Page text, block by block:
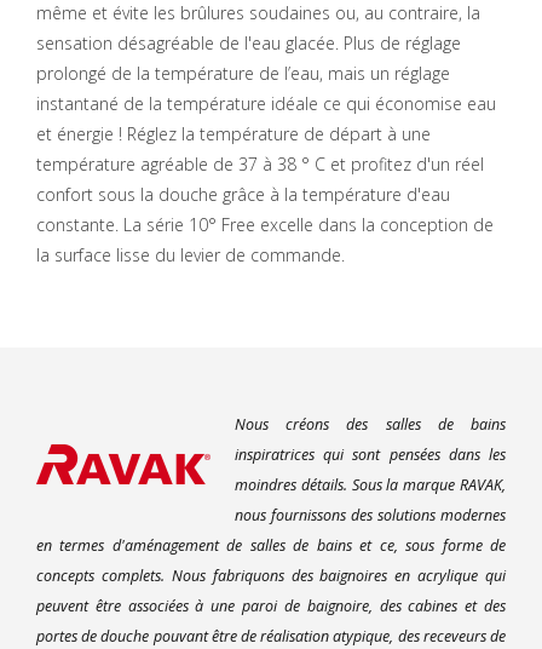
même et évite les brûlures soudaines ou, au contraire, la
sensation désagréable de l'eau glacée. Plus de réglage
prolongé de la température de l’eau, mais un réglage
instantané de la température idéale ce qui économise eau
et énergie ! Réglez la température de départ à une
température agréable de 37 à 38 ° C et profitez d'un réel
confort sous la douche grâce à la température d'eau
constante. La série 10° Free excelle dans la conception de
la surface lisse du levier de commande.
Nous créons des salles de bains
inspiratrices qui sont pensées dans les
moindres détails. Sous la marque RAVAK,
nous fournissons des solutions modernes
en termes d'aménagement de salles de bains et ce, sous forme de
concepts complets. Nous fabriquons des baignoires en acrylique qui
peuvent être associées à une paroi de baignoire, des cabines et des
portes de douche pouvant être de réalisation atypique, des receveurs de